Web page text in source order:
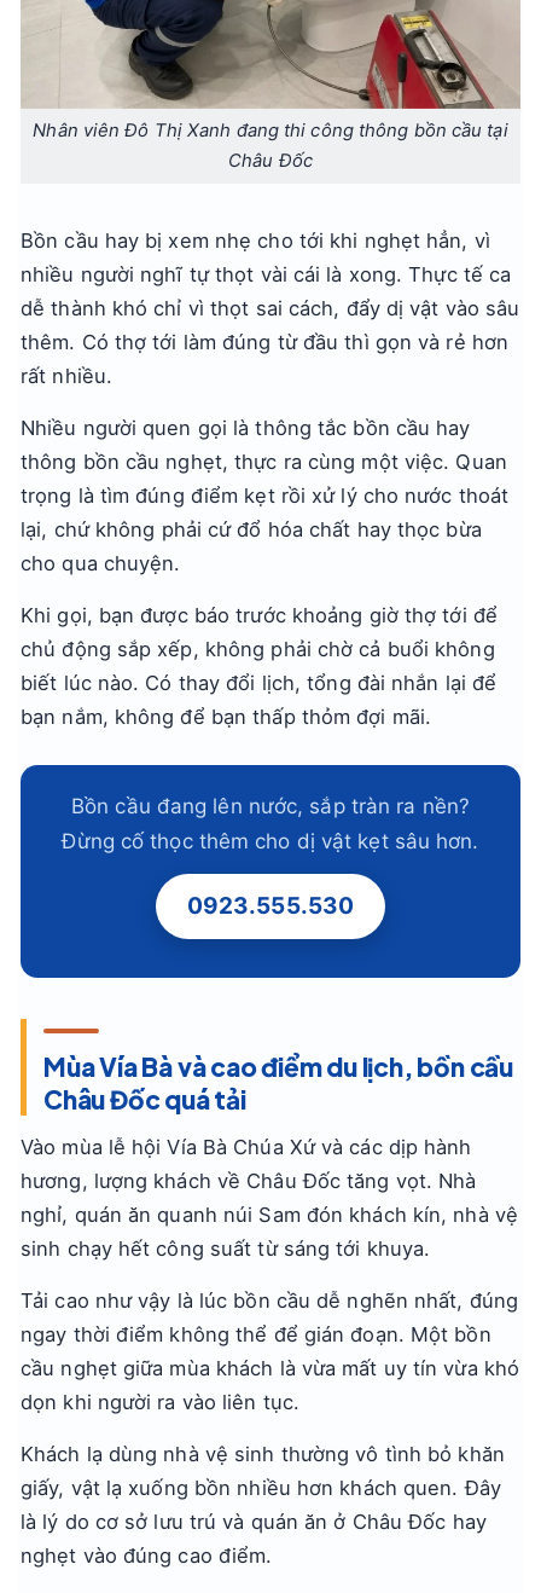
Nhân viên Đô Thị Xanh đang thi công thông bồn cầu tại
Châu Đốc
Bồn cầu hay bị xem nhẹ cho tới khi nghẹt hẳn, vì
nhiều người nghĩ tự thọt vài cái là xong. Thực tế ca
dễ thành khó chỉ vì thọt sai cách, đẩy dị vật vào sâu
thêm. Có thợ tới làm đúng từ đầu thì gọn và rẻ hơn
rất nhiều.
Nhiều người quen gọi là thông tắc bồn cầu hay
thông bồn cầu nghẹt, thực ra cùng một việc. Quan
trọng là tìm đúng điểm kẹt rồi xử lý cho nước thoát
lại, chứ không phải cứ đổ hóa chất hay thọc bừa
cho qua chuyện.
Khi gọi, bạn được báo trước khoảng giờ thợ tới để
chủ động sắp xếp, không phải chờ cả buổi không
biết lúc nào. Có thay đổi lịch, tổng đài nhắn lại để
bạn nắm, không để bạn thấp thỏm đợi mãi.
Bồn cầu đang lên nước, sắp tràn ra nền?
Đừng cố thọc thêm cho dị vật kẹt sâu hơn.
0923.555.530
Mùa Vía Bà và cao điểm du lịch, bồn cầu
Châu Đốc quá tải
Vào mùa lễ hội Vía Bà Chúa Xứ và các dịp hành
hương, lượng khách về Châu Đốc tăng vọt. Nhà
nghỉ, quán ăn quanh núi Sam đón khách kín, nhà vệ
sinh chạy hết công suất từ sáng tới khuya.
Tải cao như vậy là lúc bồn cầu dễ nghẽn nhất, đúng
ngay thời điểm không thể để gián đoạn. Một bồn
cầu nghẹt giữa mùa khách là vừa mất uy tín vừa khó
dọn khi người ra vào liên tục.
Khách lạ dùng nhà vệ sinh thường vô tình bỏ khăn
giấy, vật lạ xuống bồn nhiều hơn khách quen. Đây
là lý do cơ sở lưu trú và quán ăn ở Châu Đốc hay
nghẹt vào đúng cao điểm.